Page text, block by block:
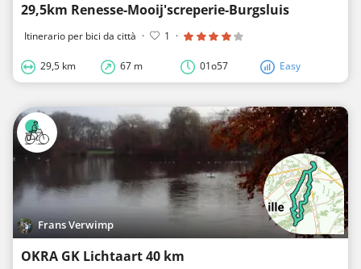
29,5km Renesse-Mooij'screperie-Burgsluis
Itinerario per bici da città · 1 ·
29,5 km 67 m 01o57 Easy
Frans Verwimp
OKRA GK Lichtaart 40 km